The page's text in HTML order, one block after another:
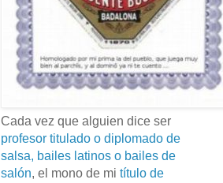
Cada vez que alguien dice ser
profesor titulado o diplomado de
salsa, bailes latinos o bailes de
salón, el mono de mi título de